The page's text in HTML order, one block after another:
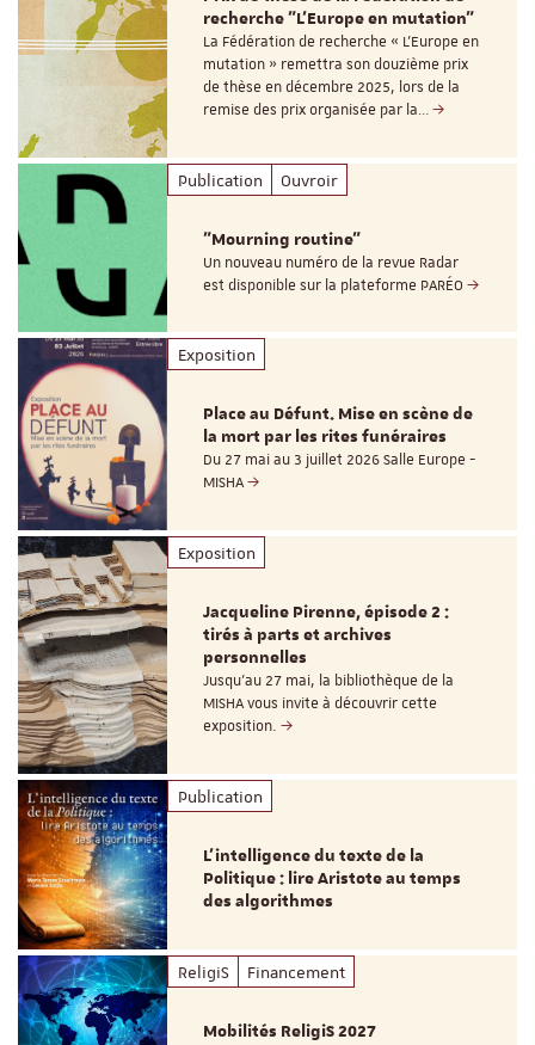
recherche "L’Europe en mutation"
La Fédération de recherche « L’Europe en
mutation » remettra son douzième prix
de thèse en décembre 2025, lors de la
remise des prix organisée par la…
Publication Ouvroir
"Mourning routine"
Un nouveau numéro de la revue Radar
est disponible sur la plateforme PARÉO
Exposition
Place au Défunt. Mise en scène de
la mort par les rites funéraires
Du 27 mai au 3 juillet 2026 Salle Europe -
MISHA
Exposition
Jacqueline Pirenne, épisode 2 :
tirés à parts et archives
personnelles
Jusqu’au 27 mai, la bibliothèque de la
MISHA vous invite à découvrir cette
exposition.
Publication
L’intelligence du texte de la
Politique : lire Aristote au temps
des algorithmes
ReligiS Financement
Mobilités ReligiS 2027